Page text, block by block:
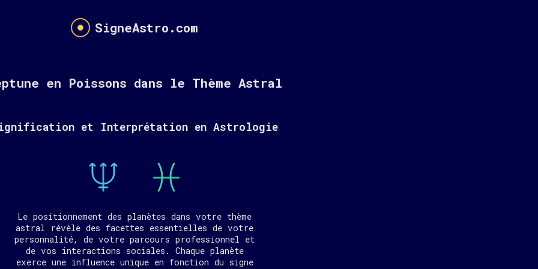
SigneAstro.com
en Poissons dans le Thème Astral
et Interprétation en Astrologie
Le positionnement des planètes dans votre thème
astral révèle des facettes essentielles de votre
personnalité, de votre parcours professionnel et
de vos interactions sociales. Chaque planète
exerce une influence unique en fonction du signe